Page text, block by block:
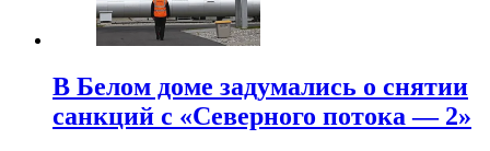
В Белом доме задумались о снятии
санкций с «Северного потока — 2»